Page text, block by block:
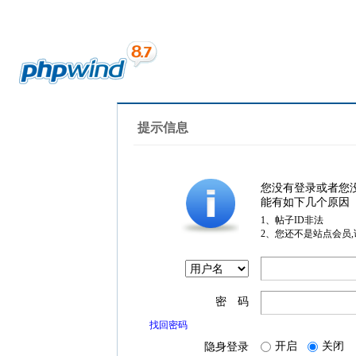
提示信息
您没有登录或者您
能有如下几个原因
1、帖子ID非法
2、您还不是站点会员
密 码
找回密码
隐身登录 开启 关闭